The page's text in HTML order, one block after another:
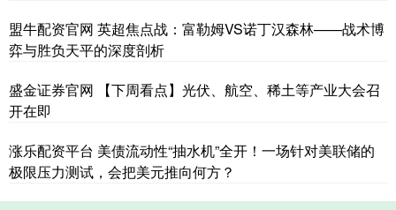
盟牛配资官网 英超焦点战：富勒姆VS诺丁汉森林——战术博
弈与胜负天平的深度剖析
盛金证券官网 【下周看点】光伏、航空、稀土等产业大会召
开在即
涨乐配资平台 美债流动性“抽水机”全开！一场针对美联储的
极限压力测试，会把美元推向何方？